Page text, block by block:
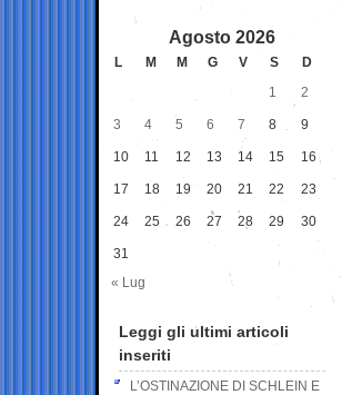
Agosto 2026
L M M G V S
D
1
2
3 4 5 6 7 8 9
10 11 12 13 14 15 16
17 18 19 20 21 22 23
24 25 26 27 28 29 30
31
« Lug
Leggi gli ultimi articoli
inseriti
L’OSTINAZIONE DI SCHLEIN E